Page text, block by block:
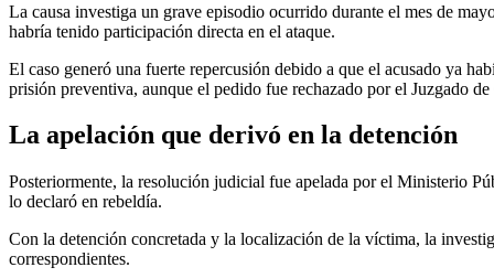
La causa investiga un grave episodio ocurrido durante el mes de
habría tenido participación directa en el ataque.
El caso generó una fuerte repercusión debido a que el acusado ya
prisión preventiva, aunque el pedido fue rechazado por el Juzgado
La apelación que derivó en la detención
Posteriormente, la resolución judicial fue apelada por el Ministerio
lo declaró en rebeldía.
Con la detención concretada y la localización de la víctima, la
correspondientes.